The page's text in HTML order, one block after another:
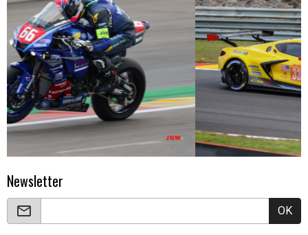
Newsletter
OK